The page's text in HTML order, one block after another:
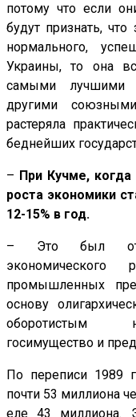
потому что если
будут признать,
нормального,
Украины, то она
самыми лучшими
другими
растеряла
беднейших
– При Кучме,
роста экономики
12-15% в год.
– Это был
промышленных
основу
оборотистым
госимущество и
По переписи 1989
почти 53 миллиона
еле 43 миллиона.